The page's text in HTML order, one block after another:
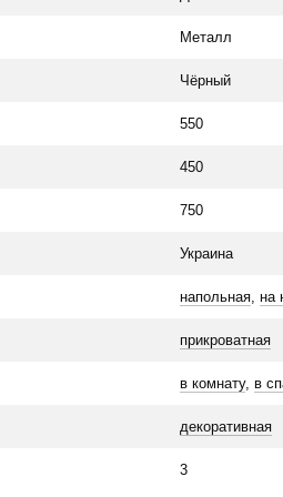
Металл
Чёрный
550
450
750
Украина
напольная, на
прикроватная
в комнату, в
декоративная
3